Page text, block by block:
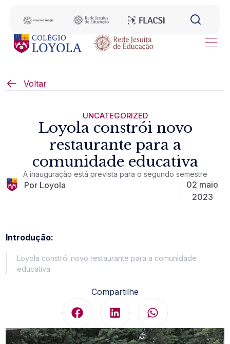
Voltar
UNCATEGORIZED
Loyola constrói novo
restaurante para a
comunidade educativa
A inauguração está prevista para o segundo semestre
Por Loyola
02 maio
2023
Introdução:
Loyola constrói novo restaurante para a comunidade
educativa
Compartilhe